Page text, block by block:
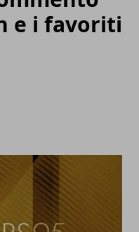
e i favoriti